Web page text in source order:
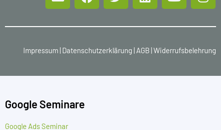
Impressum| Datenschutzerklärung | AGB|Widerrufsbelehrung
Google Seminare
Google Ads Seminar